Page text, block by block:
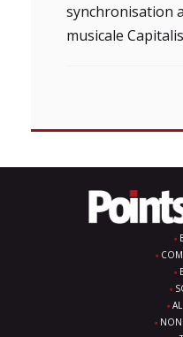
synchronisation
musicale
NON